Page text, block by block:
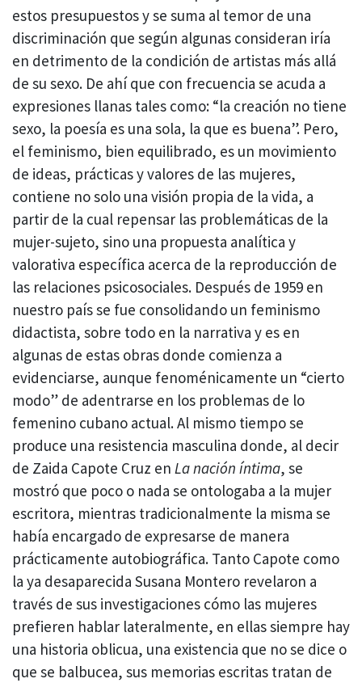
estos presupuestos y se suma al temor de una
discriminación que según algunas consideran iría
en detrimento de la condición de artistas más allá
de su sexo. De ahí que con frecuencia se acuda a
expresiones llanas tales como: “la creación no tiene
sexo, la poesía es una sola, la que es buena”. Pero,
el feminismo, bien equilibrado, es un movimiento
de ideas, prácticas y valores de las mujeres,
contiene no solo una visión propia de la vida, a
partir de la cual repensar las problemáticas de la
mujer-sujeto, sino una propuesta analítica y
valorativa específica acerca de la reproducción de
las relaciones psicosociales. Después de 1959 en
nuestro país se fue consolidando un feminismo
didactista, sobre todo en la narrativa y es en
algunas de estas obras donde comienza a
evidenciarse, aunque fenoménicamente un “cierto
modo” de adentrarse en los problemas de lo
femenino cubano actual. Al mismo tiempo se
produce una resistencia masculina donde, al decir
de Zaida Capote Cruz en La nación íntima, se
mostró que poco o nada se ontologaba a la mujer
escritora, mientras tradicionalmente la misma se
había encargado de expresarse de manera
prácticamente autobiográfica. Tanto Capote como
la ya desaparecida Susana Montero revelaron a
través de sus investigaciones cómo las mujeres
prefieren hablar lateralmente, en ellas siempre hay
una historia oblicua, una existencia que no se dice o
que se balbucea, sus memorias escritas tratan de